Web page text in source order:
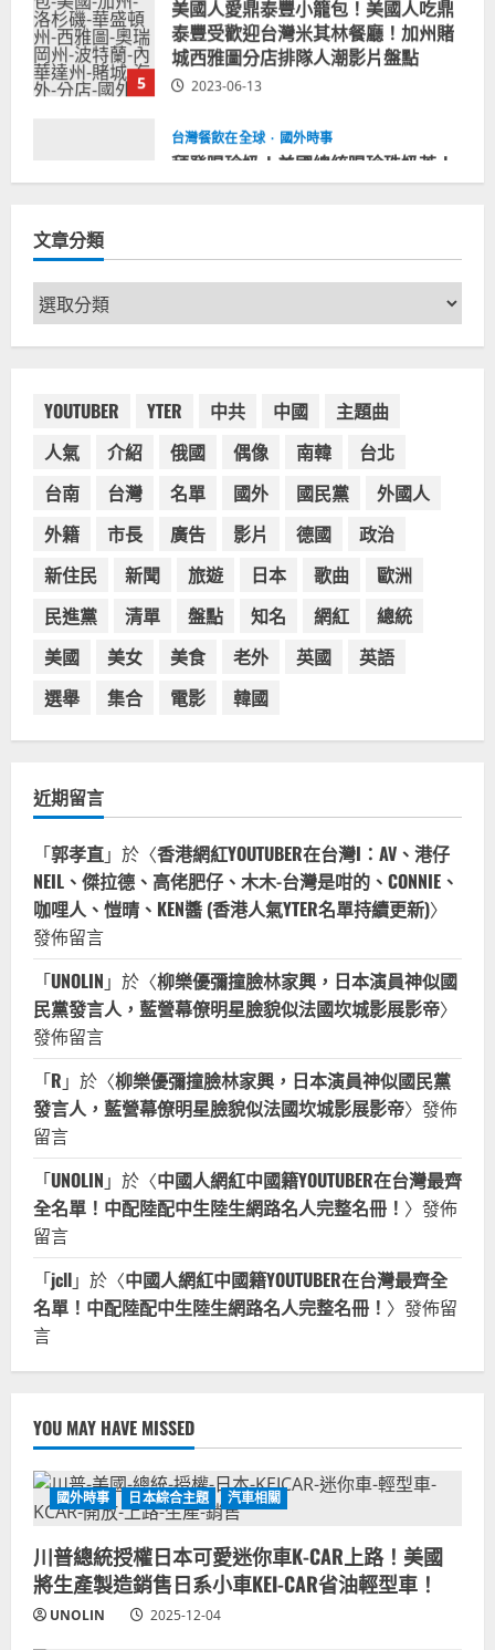
2023-06-13
台灣餐飲在全球 國外時事
拜登喝珍奶！美國總統喝珍珠奶茶！
2024-02-06
2024-01-27
方影片！日出茶太CHATIME澳洲限定
2023-08-03
4
波蘭人愛喝珍奶！珍珠奶茶店在波蘭
受歡迎，波霸奶茶門市顧客大排長
龍，網紅宣傳華沙珍奶店人潮多
2023-07-15
台灣餐飲在全球
美國人愛鼎泰豐小籠包！美國人吃鼎
泰豐受歡迎台灣米其林餐廳！加州賭
城西雅圖分店排隊人潮影片盤點
文章分類
文
章
分
YOUTUBER YTER 中共 中國
主題曲
人氣
介紹 俄國 偶像 南韓
台北
台南
台灣 名單 國外 國民黨
外國人
外籍
市長 廣告 影片 德國
政治
新住民
新聞 旅遊 日本 歌曲
歐洲
民進黨
清單 盤點 知名 網紅
總統
美國
美女 美食 老外 英國
英語
選舉
集合 電影 韓國
近期留言
「郭孝直」於〈香港網紅YOUTUBER在台灣I：AV、港仔
NEIL、傑拉德、高佬肥仔、木木-台灣是咁的、CONNIE、
咖哩人、愷晴、KEN醬 (香港人氣YTER名單持續更新)〉
發佈留言
「UNOLIN 」於〈柳樂優彌撞臉林家興，日本演員神似國
民黨發言人，藍營幕僚明星臉貌似法國坎城影展影帝〉
發佈留言
「R 」於〈柳樂優彌撞臉林家興，日本演員神似國民黨
發言人，藍營幕僚明星臉貌似法國坎城影展影帝〉發佈
留言
「UNOLIN 」於〈中國人網紅中國籍YOUTUBER在台灣最齊
全名單！中配陸配中生陸生網路名人完整名冊！ 〉發佈
留言
「jcll」於〈中國人網紅中國籍YOUTUBER在台灣最齊全
名單！中配陸配中生陸生網路名人完整名冊！ 〉發佈留
言
YOU MAY HAVE MISSED
國外時事 日本綜合主題 汽車相關
川普總統授權日本可愛迷你車K-CAR上路！美國
將生產製造銷售日系小車KEI-CAR省油輕型車！
UNOLIN 2025-12-04